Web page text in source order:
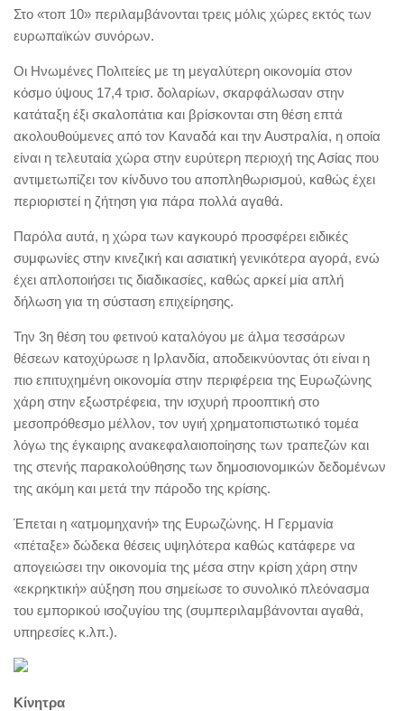
Στο «τοπ 10» περιλαμβάνονται τρεις μόλις χώρες εκτός των
ευρωπαϊκών συνόρων.
Οι Ηνωμένες Πολιτείες με τη μεγαλύτερη οικονομία στον
κόσμο ύψους 17,4 τρισ. δολαρίων, σκαρφάλωσαν στην
κατάταξη έξι σκαλοπάτια και βρίσκονται στη θέση επτά
ακολουθούμενες από τον Καναδά και την Αυστραλία, η οποία
είναι η τελευταία χώρα στην ευρύτερη περιοχή της Ασίας που
αντιμετωπίζει τον κίνδυνο του αποπληθωρισμού, καθώς έχει
περιοριστεί η ζήτηση για πάρα πολλά αγαθά.
Παρόλα αυτά, η χώρα των καγκουρό προσφέρει ειδικές
συμφωνίες στην κινεζική και ασιατική γενικότερα αγορά, ενώ
έχει απλοποιήσει τις διαδικασίες, καθώς αρκεί μία απλή
δήλωση για τη σύσταση επιχείρησης.
Την 3η θέση του φετινού καταλόγου με άλμα τεσσάρων
θέσεων κατοχύρωσε η Ιρλανδία, αποδεικνύοντας ότι είναι η
πιο επιτυχημένη οικονομία στην περιφέρεια της Ευρωζώνης
χάρη στην εξωστρέφεια, την ισχυρή προοπτική στο
μεσοπρόθεσμο μέλλον, τον υγιή χρηματοπιστωτικό τομέα
λόγω της έγκαιρης ανακεφαλαιοποίησης των τραπεζών και
της στενής παρακολούθησης των δημοσιονομικών δεδομένων
της ακόμη και μετά την πάροδο της κρίσης.
Έπεται η «ατμομηχανή» της Ευρωζώνης. Η Γερμανία
«πέταξε» δώδεκα θέσεις υψηλότερα καθώς κατάφερε να
απογειώσει την οικονομία της μέσα στην κρίση χάρη στην
«εκρηκτική» αύξηση που σημείωσε το συνολικό πλεόνασμα
του εμπορικού ισοζυγίου της (συμπεριλαμβάνονται αγαθά,
υπηρεσίες κ.λπ.).
Κίνητρα